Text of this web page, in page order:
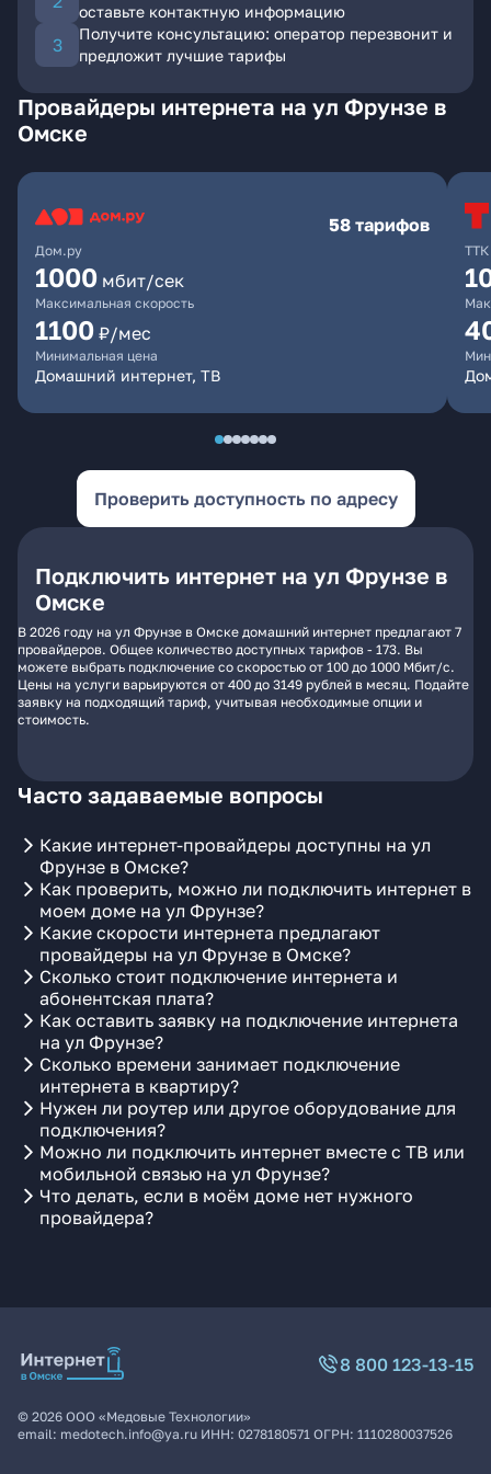
оставьте контактную информацию
Получите консультацию: оператор перезвонит и
предложит лучшие тарифы
Провайдеры интернета на ул Фрунзе в
Омске
Дом.ру
58 тарифов
1000 мбит/сек
Максимальная скорость
1100 ₽/мес
Минимальная цена
Домашний интернет, ТВ
ТТК
Проверить доступность по адресу
Подключить интернет на ул Фрунзе в
Омске
В 2026 году на ул Фрунзе в Омске домашний интернет предлагают 7
провайдеров. Общее количество доступных тарифов - 173. Вы
можете выбрать подключение со скоростью от 100 до 1000 Мбит/с.
Цены на услуги варьируются от 400 до 3149 рублей в месяц. Подайте
заявку на подходящий тариф, учитывая необходимые опции и
стоимость.
Часто задаваемые вопросы
Какие интернет-провайдеры доступны на ул
Фрунзе в Омске?
Как проверить, можно ли подключить интернет в
моем доме на ул Фрунзе?
Какие скорости интернета предлагают
провайдеры на ул Фрунзе в Омске?
Сколько стоит подключение интернета и
абонентская плата?
Как оставить заявку на подключение интернета
на ул Фрунзе?
Сколько времени занимает подключение
интернета в квартиру?
Нужен ли роутер или другое оборудование для
подключения?
Можно ли подключить интернет вместе с ТВ или
мобильной связью на ул Фрунзе?
Что делать, если в моём доме нет нужного
провайдера?
8 800 123-13-15
© 2026 ООО «Медовые Технологии»
email: medotech.info@ya.ru ИНН: 0278180571 ОГРН: 1110280037526